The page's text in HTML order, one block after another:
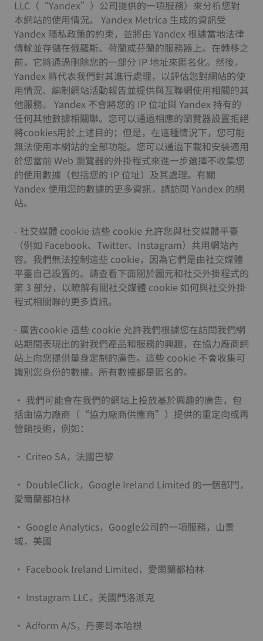
LLC（“Yandex”）公司提供的一項服務）來分析您對
本網站的使用情況。 Yandex Metrica 生成的資訊受
Yandex 隱私政策的約束，並將由 Yandex 根據當地法律
傳輸並存儲在俄羅斯、荷蘭或芬蘭的服務器上。在轉移之
前，它將通過刪除您的一部分 IP 地址來匿名化。然後，
Yandex 將代表我們對其進行處理，以評估您對網站的使
用情況、編制網站活動報告並提供與互聯網使用相關的其
他服務。 Yandex 不會將您的 IP 位址與 Yandex 持有的
任何其他數據相關聯。您可以通過相應的瀏覽器設置拒絕
將cookies用於上述目的；但是，在這種情況下，您可能
無法使用本網站的全部功能。您可以通過下載和安裝適用
於您當前 Web 瀏覽器的外掛程式來進一步選擇不收集您
的使用數據（包括您的 IP 位址）及其處理。有關
Yandex 使用您的數據的更多資訊，請訪問 Yandex 的網
站。
- 社交媒體 cookie 這些 cookie 允許您與社交媒體平臺
（例如 Facebook、Twitter、Instagram）共用網站內
容。我們無法控制這些 cookie，因為它們是由社交媒體
平臺自己設置的。請查看下面關於圖元和社交外掛程式的
第 3 部分，以瞭解有關社交媒體 cookie 如何與社交外掛
程式相關聯的更多資訊。
- 廣告cookie 這些 cookie 允許我們根據您在訪問我們網
站期間表現出的對我們產品和服務的興趣，在協力廠商網
站上向您提供量身定制的廣告。這些 cookie 不會收集可
識別您身份的數據。所有數據都是匿名的。
• 我們可能會在我們的網站上投放基於興趣的廣告，包
括由協力廠商（“協力廠商供應商”）提供的重定向或再
營銷技術，例如：
• Criteo SA，法國巴黎
• DoubleClick，Google Ireland Limited 的一個部門，
愛爾蘭都柏林
• Google Analytics，Google公司的一項服務，山景
城，美國
• Facebook Ireland Limited，愛爾蘭都柏林
• Instagram LLC，美國門洛派克
• Adform A/S，丹麥哥本哈根